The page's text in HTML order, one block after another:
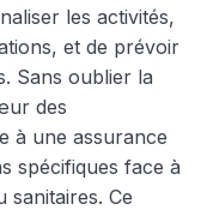
les activités,
et de prévoir
Sans oublier la
des
à une assurance
spécifiques face à
sanitaires. Ce